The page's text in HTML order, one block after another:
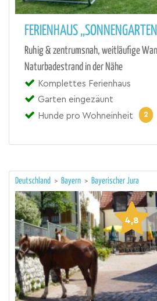
FERIENHAUS
Ruhig & zentrumsnah, weitläufige
Naturbadestrand in der Nähe
Komplettes Ferienhaus
Garten eingezäunt
Hunde pro Wohneinheit
2
Deutschland > Bayern > Bayerischer Jura
4,8